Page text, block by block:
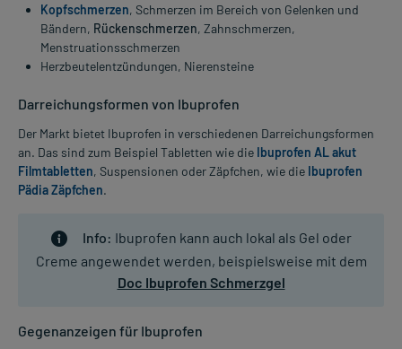
Kopfschmerzen, Schmerzen im Bereich von Gelenken und
Bändern, Rückenschmerzen, Zahnschmerzen,
Menstruationsschmerzen
Herzbeutelentzündungen, Nierensteine
Darreichungsformen von Ibuprofen
Der Markt bietet Ibuprofen in verschiedenen Darreichungsformen
an. Das sind zum Beispiel Tabletten wie die Ibuprofen AL akut
Filmtabletten, Suspensionen oder Zäpfchen, wie die Ibuprofen
Pädia Zäpfchen.
Info: Ibuprofen kann auch lokal als Gel oder
Creme angewendet werden, beispielsweise mit dem
Doc Ibuprofen Schmerzgel
Gegenanzeigen für Ibuprofen